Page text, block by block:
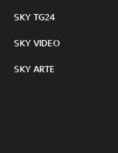
SKY TG24
SKY VIDEO
SKY ARTE